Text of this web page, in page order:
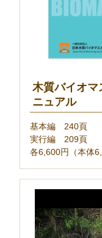
木質バイオマ
ニュアル
基本編 240頁
実行編 209頁
各6,600円（本体